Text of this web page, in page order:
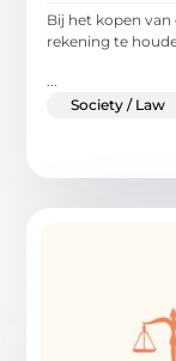
Bij het kopen
rekening te
Society / Law